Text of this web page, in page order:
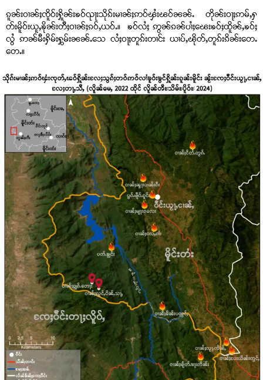
ၵူၼ်းဝၢၼ်ႈၸိူဝ်းႁိူၼ်းၶဝ်ၺႃးသိုၵ်းမၢၼ်ႈဢဝ်ၾႆးၽဝ်ၼၼ်ႉ တိုၼ်းဝႃႈဢမ်ႇႁ
တ်းမိူဝ်းယူႇၶိုၼ်းတီႈဝၢၼ်ႈၵဝ်ႇယဝ်ႉ။ ၶဝ်လႆႈ ဢွၼ်ၵၼ်ပၢႆႈၽေးၶဝ်ႈထိူၼ်ႇၶဝ်ႈ
လွႆ ဢၼ်မီးႁိမ်းႁွမ်းၼၼ်ႉသေ လႆႈဝႃႈတူၵ်းတၢင်း ယၢပ်ႇၽိုတ်ႇတူၵ်းၵိၼ်းတေႉ
တေႉ။